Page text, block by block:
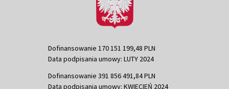
Dofinansowanie 170 151 199,48 PLN
Data podpisania umowy: LUTY 2024
Dofinansowanie 391 856 491,84 PLN
Data podpisania umowy: KWIECIEŃ 2024